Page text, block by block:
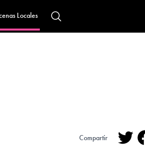
Locales
Compartir